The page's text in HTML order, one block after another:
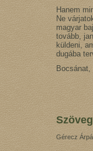
Hanem
Ne
magyar
tovább,
küldeni,
dugába
Gérecz